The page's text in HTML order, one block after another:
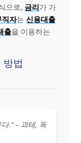
으로, 금리가 가
직자는 신용대출
출을 이용하는
법
.” – 괴테, 독